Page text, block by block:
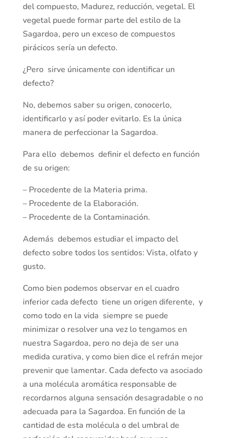
del compuesto, Madurez, reducción, vegetal. El
vegetal puede formar parte del estilo de la
Sagardoa, pero un exceso de compuestos
pirácicos sería un defecto.
¿Pero sirve únicamente con identificar un
defecto?
No, debemos saber su origen, conocerlo,
identificarlo y así poder evitarlo. Es la única
manera de perfeccionar la Sagardoa.
Para ello debemos definir el defecto en función
de su origen:
– Procedente de la Materia prima.
– Procedente de la Elaboración.
– Procedente de la Contaminación.
Además debemos estudiar el impacto del
defecto sobre todos los sentidos: Vista, olfato y
gusto.
Como bien podemos observar en el cuadro
inferior cada defecto tiene un origen diferente, y
como todo en la vida siempre se puede
minimizar o resolver una vez lo tengamos en
nuestra Sagardoa, pero no deja de ser una
medida curativa, y como bien dice el refrán mejor
prevenir que lamentar. Cada defecto va asociado
a una molécula aromática responsable de
recordarnos alguna sensación desagradable o no
adecuada para la Sagardoa. En función de la
cantidad de esta molécula o del umbral de